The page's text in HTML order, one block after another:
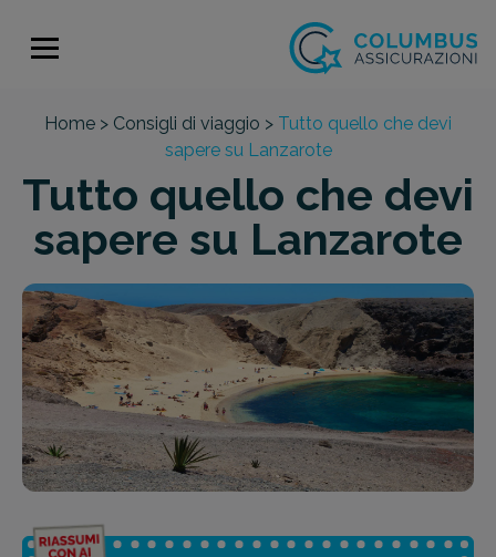
Home > Consigli di viaggio > Tutto quello che devi
sapere su Lanzarote
Tutto quello che devi
sapere su Lanzarote